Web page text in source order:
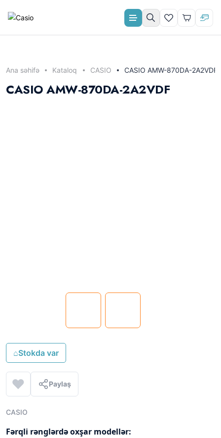
Ana səhifə Kataloq CASIO CASIO AMW-870DA-2A2VDF
CASIO AMW-870DA-2A2VDF
⌂Stokda var
Paylaş
CASIO
Fərqli rənglərdə oxşar modellər: